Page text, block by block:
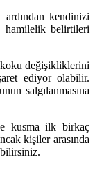
ardından kendinizi
hamilelik belirtileri
değişikliklerini
ediyor olabilir.
salgılanmasına
kusma ilk birkaç
kişiler arasında